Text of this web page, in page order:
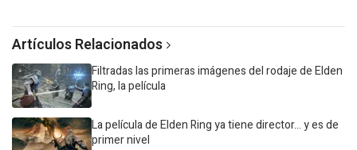
Artículos Relacionados
Filtradas las primeras imágenes del rodaje de Elden
Ring, la película
La película de Elden Ring ya tiene director... y es de
primer nivel